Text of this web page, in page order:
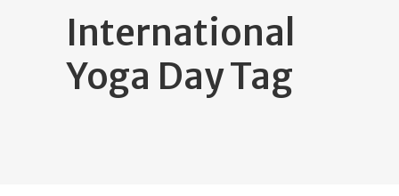
International
Yoga Day Tag